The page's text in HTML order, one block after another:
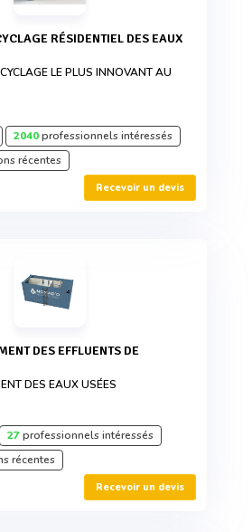
LE PLUS INNOVANT AU
2040professionnels intéressés
récentes
Recevoir un devis
DES EAUX USÉES
27professionnels intéressés
récentes
Recevoir un devis